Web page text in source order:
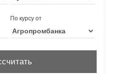
По курсу от